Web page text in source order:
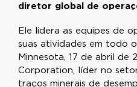
diretor global de
Ele lidera as equipes de
suas atividades em todo
Minnesota, 17 de abril de
Corporation, líder no
traços minerais de